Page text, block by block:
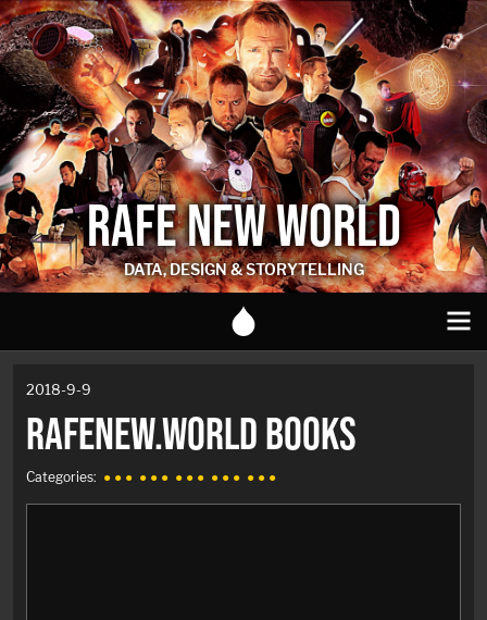
RAFE NEW WORLD
DATA, DESIGN & STORYTELLING
2018-9-9
RAFENEW.WORLD BOOKS
Categories: ● ● ● ● ● ● ● ● ● ● ● ● ● ● ●